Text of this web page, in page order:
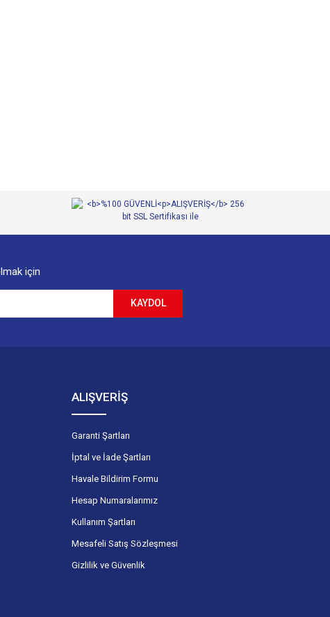
için
KAYDOL
ALIŞVERİŞ
Garanti Şartları
İptal ve İade Şartları
Havale Bildirim Formu
Hesap Numaralarımız
Kullanım Şartları
Mesafeli Satış Sözleşmesi
Gizlilik ve Güvenlik